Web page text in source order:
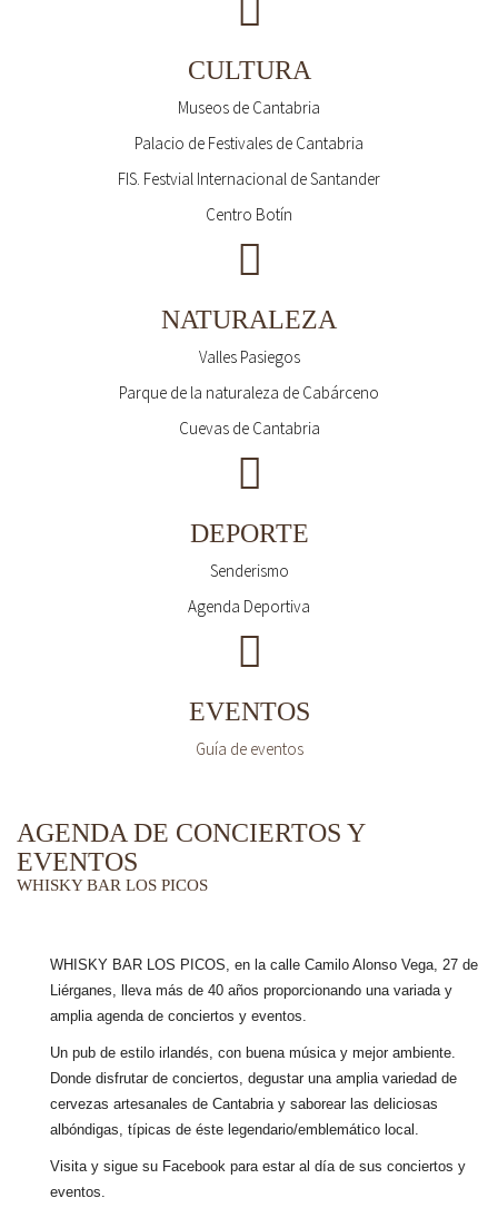
CULTURA
Museos de Cantabria
Palacio de Festivales de Cantabria
FIS. Festvial Internacional de Santander
Centro Botín
NATURALEZA
Valles Pasiegos
Parque de la naturaleza de Cabárceno
Cuevas de Cantabria
DEPORTE
Senderismo
Agenda Deportiva
EVENTOS
Guía de eventos
AGENDA DE CONCIERTOS Y
EVENTOS
WHISKY BAR LOS PICOS
WHISKY BAR LOS PICOS, en la calle Camilo Alonso Vega, 27 de
Liérganes, lleva más de 40 años proporcionando una variada y
amplia agenda de conciertos y eventos.
Un pub de estilo irlandés, con buena música y mejor ambiente.
Donde disfrutar de conciertos, degustar una amplia variedad de
cervezas artesanales de Cantabria y saborear las deliciosas
albóndigas, típicas de éste legendario/emblemático local.
Visita y sigue su Facebook para estar al día de sus conciertos y
eventos.